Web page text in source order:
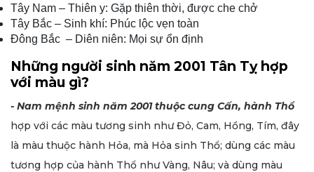
Tây Nam – Thiên y: Gặp thiên thời, được che chở
Tây Bắc – Sinh khí: Phúc lộc vẹn toàn
Đông Bắc – Diên niên: Mọi sự ổn định
Những người sinh năm 2001 Tân Tỵ hợp
với màu gì?
- Nam mệnh sinh năm 2001 thuộc cung Cấn, hành Thổ
hợp với các màu tương sinh như Đỏ, Cam, Hồng, Tím, đây
là màu thuộc hành Hỏa, mà Hỏa sinh Thổ; dùng các màu
tương hợp của hành Thổ như Vàng, Nâu; và dùng màu